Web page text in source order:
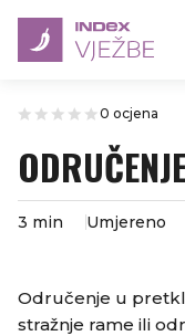
0 ocjena
3 min Umjereno
​Odručenje u
stražnje rame ili